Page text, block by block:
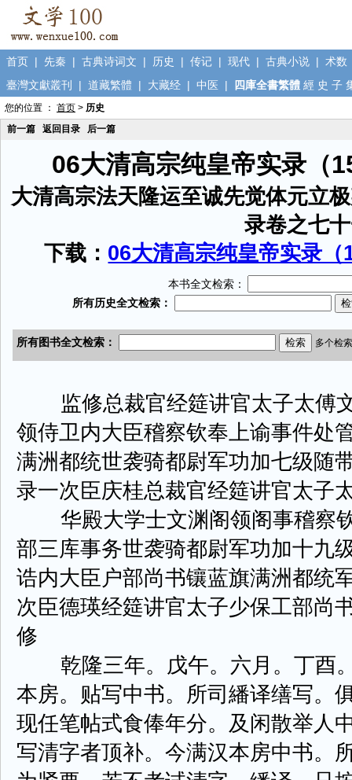
首页 | 先秦 | 古典诗词文 | 历史 | 传记 | 现代 | 古典小说 | 术数
臺灣文獻叢刊
| 道藏繁體 | 大藏经 | 中医 | 四庫全書繁體 經 史 子
您的位置 ： 首页 > 历史
前一篇
返回目录 后一篇
06大清高宗纯皇帝实录（
大清高宗法天隆运至诚先觉体元立
录卷之七
下载： 06大清高宗纯皇帝实录
本书全文检索：
监修总裁官经筵讲官太子太傅
领侍卫内大臣稽察钦奉上谕事件处
满洲都统世袭骑都尉军功加七级随
录一次臣庆桂总裁官经筵讲官太子
华殿大学士文渊阁领阁事稽察
部三库事务世袭骑都尉军功加十九
诰内大臣户部尚书镶蓝旗满洲都统
次臣德瑛经筵讲官太子少保工部尚
修
乾隆三年。戊午。六月。丁酉
本房。贴写中书。所司繙译缮写。
现任笔帖式食俸年分。及闲散举人
写清字者顶补。今满汉本房中书。